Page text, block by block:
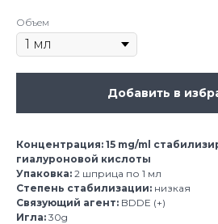
Объем
Добавить в
Концентрация: 15 mg/ml
гиалуроновой кислоты
Упаковка: 2 шприца по 1 мл
Степень стабилизации: низкая
Связующий агент: BDDE (+)
Игла: 30g